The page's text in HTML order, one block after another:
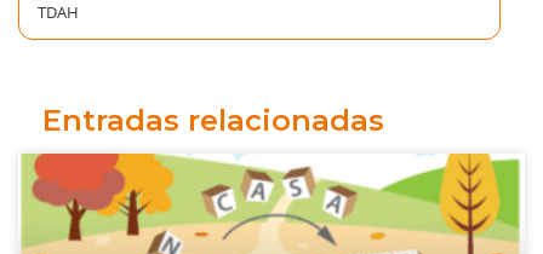
TDAH
Entradas relacionadas